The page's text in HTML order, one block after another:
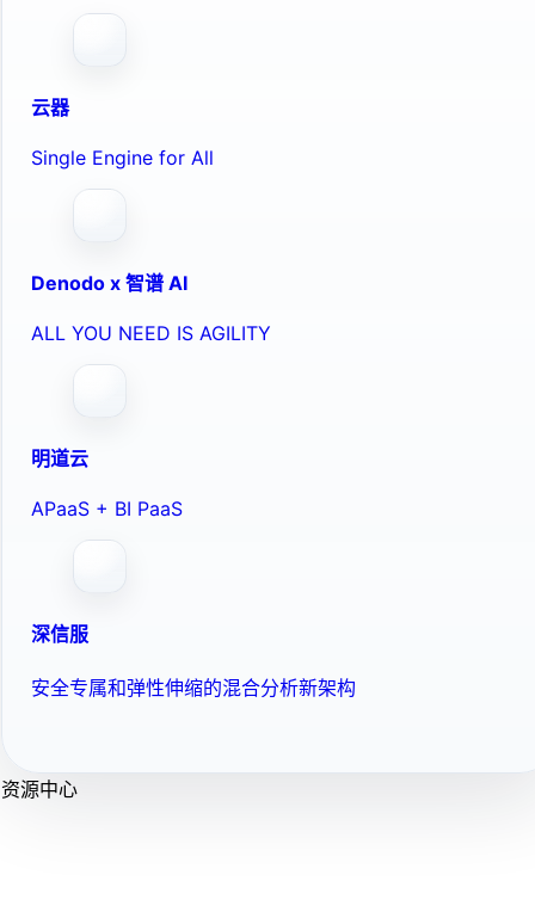
云器
Single Engine for All
Denodo x 智谱 AI
ALL YOU NEED IS AGILITY
明道云
APaaS + BI PaaS
深信服
安全专属和弹性伸缩的混合分析新架构
资源中心